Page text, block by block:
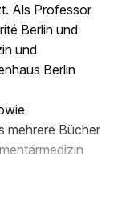
Als Professor
Berlin und
und
Berlin
mehrere Bücher